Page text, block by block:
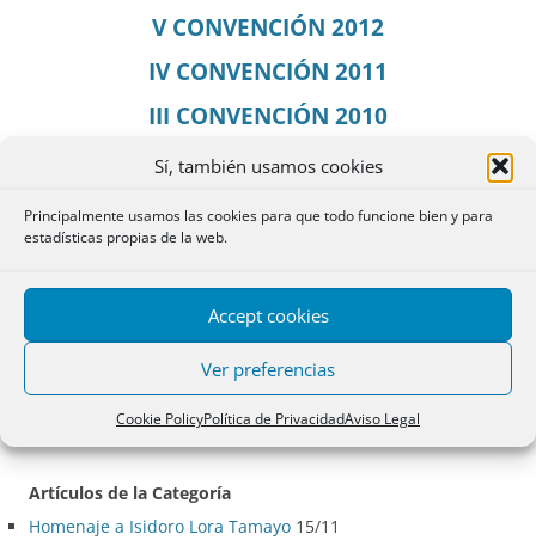
Sí, también usamos cookies
Principalmente usamos las cookies para que todo funcione bien y para
estadísticas propias de la web.
Accept cookies
Ver preferencias
Cookie PolicyPolítica de PrivacidadAviso Legal
V CONVENCIÓN 2012
IV CONVENCIÓN 2011
III CONVENCIÓN 2010
II CONVENCIÓN 2009
I CONVENCIÓN 2007
anuales, aunque hubo una reunión en Granada en
2006 con seis miembros del equipo de redacción.
Artículos de la Categoría
Homenaje a Isidoro Lora Tamayo 15/11